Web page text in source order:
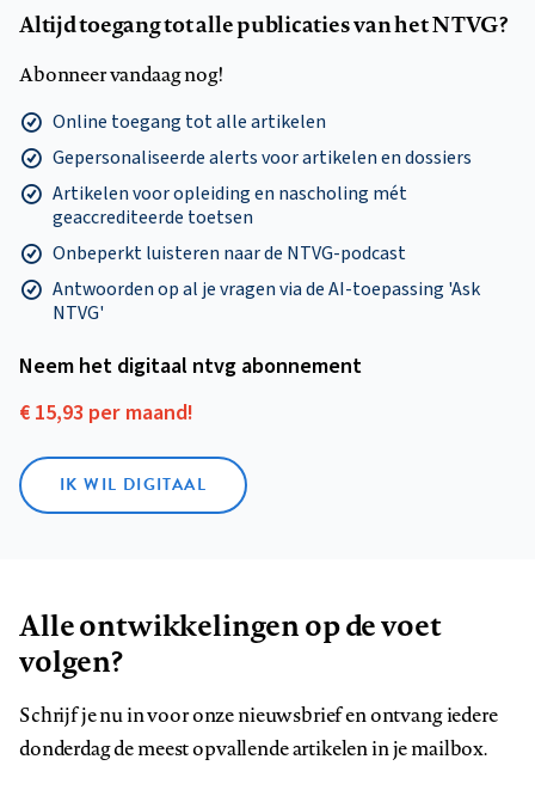
Altijd toegang tot alle publicaties van het NTVG?
Abonneer vandaag nog!
Online toegang tot alle artikelen
Gepersonaliseerde alerts voor artikelen en dossiers
Artikelen voor opleiding en nascholing mét
geaccrediteerde toetsen
Onbeperkt luisteren naar de NTVG-podcast
Antwoorden op al je vragen via de AI-toepassing 'Ask
NTVG'
Neem het digitaal ntvg abonnement
€ 15,93 per maand!
IK WIL DIGITAAL
Alle ontwikkelingen op de voet
volgen?
Schrijf je nu in voor onze nieuwsbrief en ontvang iedere
donderdag de meest opvallende artikelen in je mailbox.